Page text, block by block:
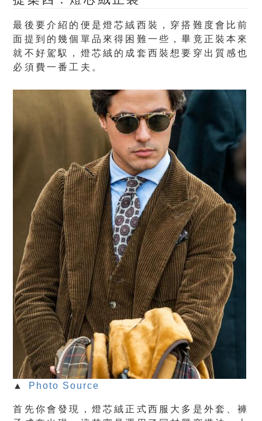
最後要介紹的便是燈芯絨西裝，穿搭難度會比前
面提到的幾個單品來得困難一些，畢竟正裝本來
就不好駕馭，燈芯絨的成套西裝想要穿出質感也
必須費一番工夫。
▲ Photo Source
首先你會發現，燈芯絨正式西服大多是外套、褲